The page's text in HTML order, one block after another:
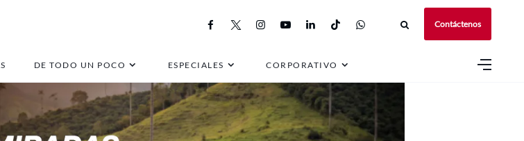
Contáctenos
DE TODO UN POCO ESPECIALES CORPORATIVO